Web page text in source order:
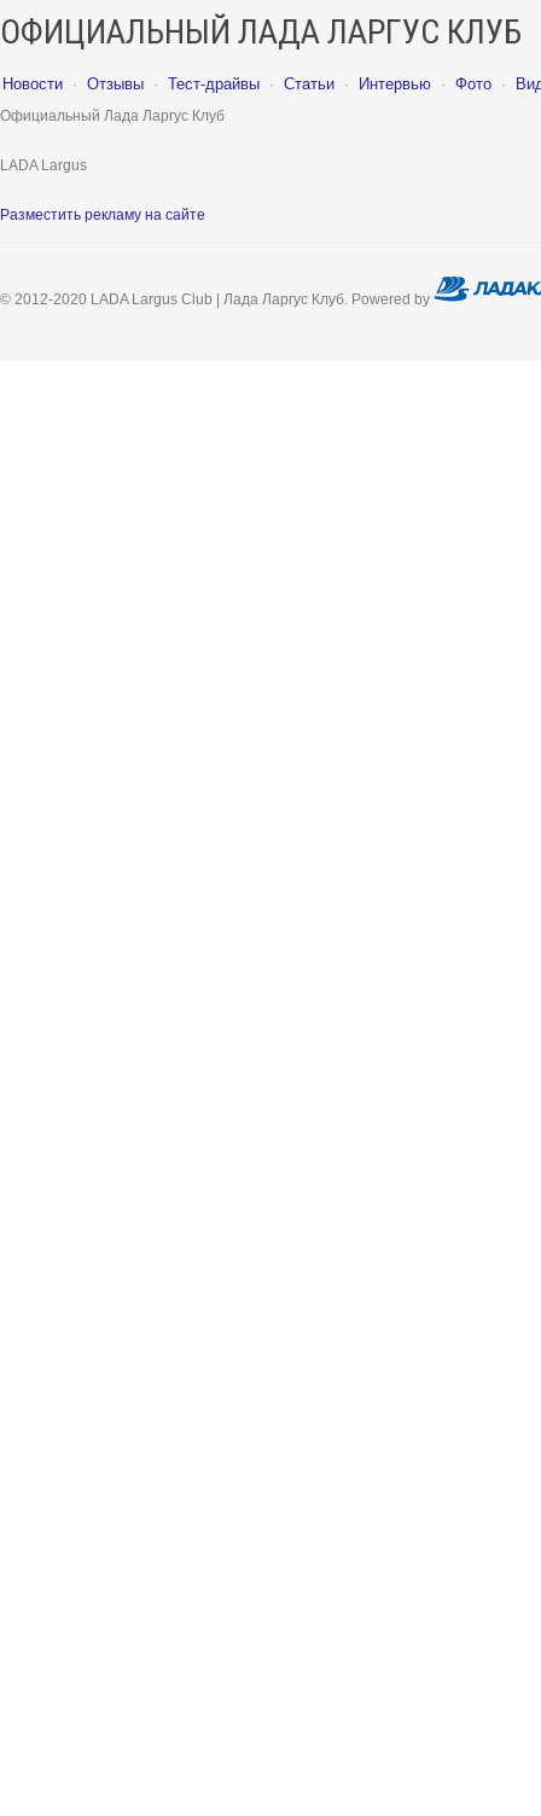
ОФИЦИАЛЬНЫЙ ЛАДА ЛАРГУС КЛУБ
Новости · Отзывы · Тест-драйвы · Статьи · Интервью · Фото ·
Официальный Лада Ларгус Клуб
LADA Largus
Разместить рекламу на сайте
© 2012-2020 LADA Largus Club | Лада Ларгус Клуб. Powered by